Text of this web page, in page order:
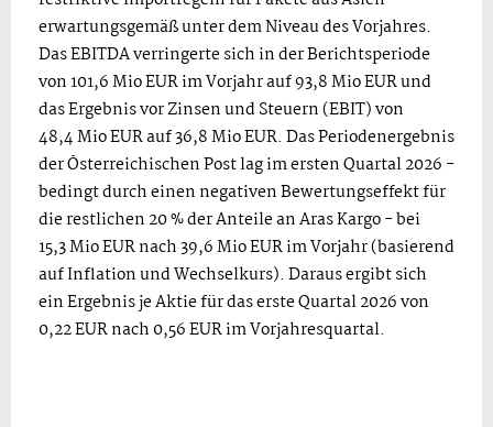
erwartungsgemäß unter dem Niveau des Vorjahres.
Das EBITDA verringerte sich in der Berichtsperiode
von 101,6 Mio EUR im Vorjahr auf 93,8 Mio EUR und
das Ergebnis vor Zinsen und Steuern (EBIT) von
48,4 Mio EUR auf 36,8 Mio EUR. Das Periodenergebnis
der Österreichischen Post lag im ersten Quartal 2026 -
bedingt durch einen negativen Bewertungseffekt für
die restlichen 20 % der Anteile an Aras Kargo - bei
15,3 Mio EUR nach 39,6 Mio EUR im Vorjahr (basierend
auf Inflation und Wechselkurs). Daraus ergibt sich
ein Ergebnis je Aktie für das erste Quartal 2026 von
0,22 EUR nach 0,56 EUR im Vorjahresquartal.